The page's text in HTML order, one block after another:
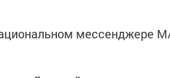
мессенджере